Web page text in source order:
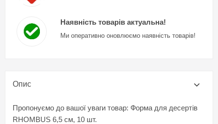
Наявність товарів актуальна!
Ми оперативно оновлюємо наявність товарів!
Опис
Пропонуємо до вашої уваги товар: Форма для десертів
RHOMBUS 6,5 см, 10 шт.